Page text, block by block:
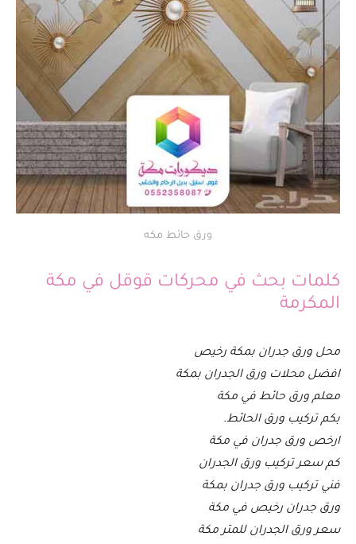
ورق حائط مكه
كلمات بحث في محركات قوقل في مكة
المكرمة
محل ورق جدران بمكة رخيص
افضل محلات ورق الجدران بمكة
معلم ورق حائط في مكة
بكم تركيب ورق الحائط.
ارخص ورق جدران في مكة
كم سعر تركيب ورق الجدران
فني تركيب ورق جدران بمكة
ورق جدران رخيص في مكة
سعر ورق الجدران للمتر مكة